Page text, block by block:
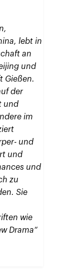
lebt in
an
und
Gießen.
der
und
im
und
und
und
zu
Sie
wie
Drama“